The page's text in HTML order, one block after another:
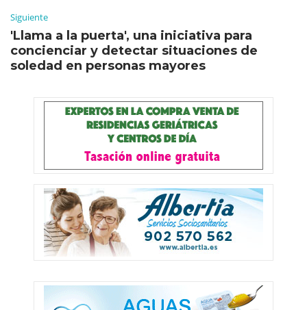
Siguiente
'Llama a la puerta', una iniciativa para
concienciar y detectar situaciones de
soledad en personas mayores